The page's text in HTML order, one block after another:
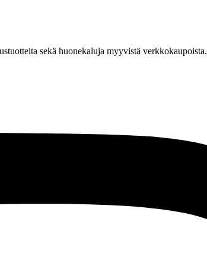
sekä huonekaluja myyvistä verkkokaupoista.